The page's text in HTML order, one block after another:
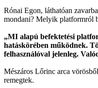
Rónai Egon, láthatóan
mondani? Melyik platformról
„MI alapú befektetési
hatáskörében működnek.
felhasználóval jelenleg.
Mészáros Lőrinc arca
remegtek.